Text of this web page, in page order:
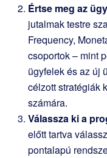
Értse meg az
jutalmak testre
Frequency,
csoportok – mint
ügyfelek és az új
célzott stratégiák
számára.
Válassza ki a
előtt tartva
pontalapú